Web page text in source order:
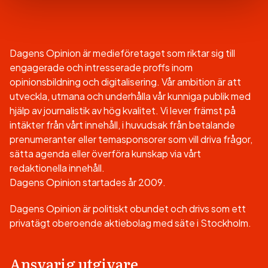
Dagens Opinion är medieföretaget som riktar sig till
engagerade och intresserade proffs inom
opinionsbildning och digitalisering. Vår ambition är att
utveckla, utmana och underhålla vår kunniga publik med
hjälp av journalistik av hög kvalitet. Vi lever främst på
intäkter från vårt innehåll, i huvudsak från betalande
prenumeranter eller temasponsorer som vill driva frågor,
sätta agenda eller överföra kunskap via vårt
redaktionella innehåll.
Dagens Opinion startades år 2009.
Dagens Opinion är politiskt obundet och drivs som ett
privatägt oberoende aktiebolag med säte i Stockholm.
Ansvarig utgivare